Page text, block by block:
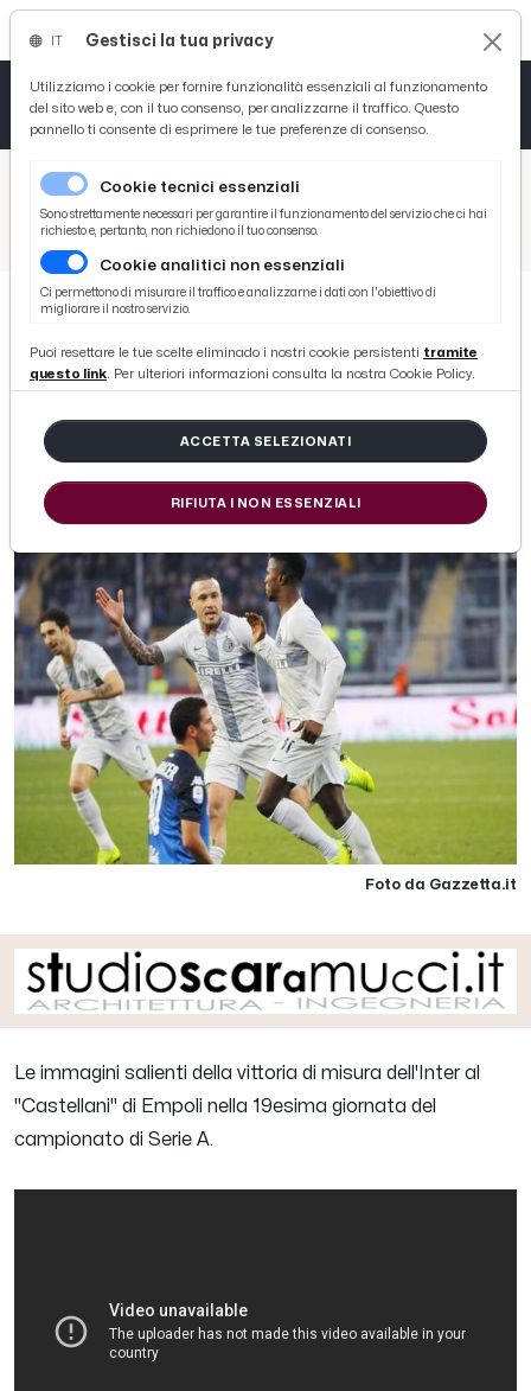
/ Picenotime
/ Calcio
/ Empoli-Inter 0-1, highlights
Empoli-Inter 0-1, highlights
di Redazione Picenotime
Foto da Gazzetta.it
Le immagini salienti della vittoria di misura dell'Inter al
"Castellani" di Empoli nella 19esima giornata del
campionato di Serie A.
Gestisci la tua privacy
Utilizziamo i cookie per fornire funzionalità essenziali al funzionamento
del sito web e, con il tuo consenso, per analizzarne il traffico. Questo
pannello ti consente di esprimere le tue preferenze di consenso.
Cookie tecnici essenziali
Sono strettamente necessari per garantire il funzionamento del servizio che ci hai
richiesto e, pertanto, non richiedono il tuo consenso.
Cookie analitici non essenziali
Ci permettono di misurare il traffico e analizzarne i dati con l'obiettivo di
migliorare il nostro servizio.
Puoi resettare le tue scelte eliminado i nostri cookie persistenti tramite
questo link. Per ulteriori informazioni consulta la nostra Cookie Policy.
ACCETTA SELEZIONATI
RIFIUTA I NON ESSENZIALI
Tutto News
Tutto Sport
Basket
Ciclismo
Tutto Curiosità